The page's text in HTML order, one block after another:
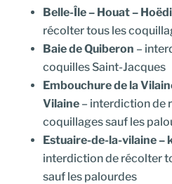
Belle-Île – Houat –
récolter tous les
Baie de Quiberon –
coquilles Saint-Jacques
Embouchure de la
Vilaine– interdiction de
coquillages sauf les
Estuaire-de-la-vilaine –
interdiction de récolter
sauf les palourdes